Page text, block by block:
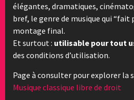
élégantes, dramatiques,
bref, le genre de musique qui “fait
montage final.
Et surtout : utilisable pour tout
des conditions d’utilisation.
Page à consulter pour explorer la
Musique classique libre de droit